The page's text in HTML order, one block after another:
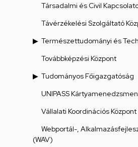
Társadalmi és Civil
Távérzékelési Szolgáltató
Természettudományi és
Továbbképzési Központ
Tudományos Főigazgatóság
UNIPASS
Vállalati Koordinációs Központ
Webportál-,
(WAV)